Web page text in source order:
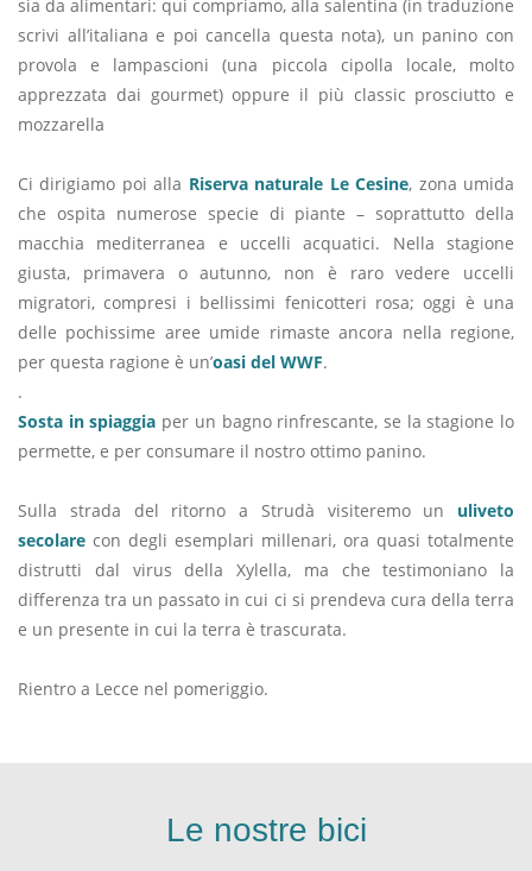
sia da alimentari: qui compriamo, alla salentina (in traduzione
scrivi all’italiana e poi cancella questa nota), un panino con
provola e lampascioni (una piccola cipolla locale, molto
apprezzata dai gourmet) oppure il più classic prosciutto e
mozzarella
Ci dirigiamo poi alla Riserva naturale Le Cesine, zona umida
che ospita numerose specie di piante – soprattutto della
macchia mediterranea e uccelli acquatici. Nella stagione
giusta, primavera o autunno, non è raro vedere uccelli
migratori, compresi i bellissimi fenicotteri rosa; oggi è una
delle pochissime aree umide rimaste ancora nella regione,
per questa ragione è un’oasi del WWF.
.
Sosta in spiaggia per un bagno rinfrescante, se la stagione lo
permette, e per consumare il nostro ottimo panino.
Sulla strada del ritorno a Strudà visiteremo un uliveto
secolare con degli esemplari millenari, ora quasi totalmente
distrutti dal virus della Xylella, ma che testimoniano la
differenza tra un passato in cui ci si prendeva cura della terra
e un presente in cui la terra è trascurata.
Rientro a Lecce nel pomeriggio.
Le nostre bici